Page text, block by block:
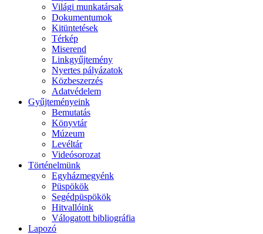
Világi munkatársak
Dokumentumok
Kitüntetések
Térkép
Miserend
Linkgyűjtemény
Nyertes pályázatok
Közbeszerzés
Adatvédelem
Gyűjteményeink
Bemutatás
Könyvtár
Múzeum
Levéltár
Videósorozat
Történelmünk
Egyházmegyénk
Püspökök
Segédpüspökök
Hitvallóink
Válogatott bibliográfia
Lapozó